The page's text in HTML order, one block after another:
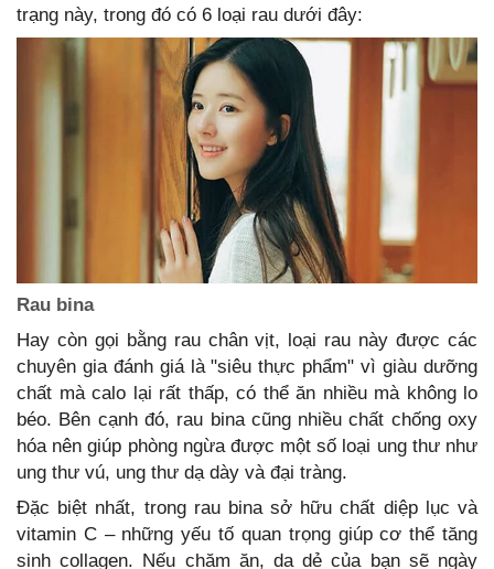
trạng này, trong đó có 6 loại rau dưới đây:
Rau bina
Hay còn gọi bằng rau chân vịt, loại rau này được các
chuyên gia đánh giá là "siêu thực phẩm" vì giàu dưỡng
chất mà calo lại rất thấp, có thể ăn nhiều mà không lo
béo. Bên cạnh đó, rau bina cũng nhiều chất chống oxy
hóa nên giúp phòng ngừa được một số loại ung thư như
ung thư vú, ung thư dạ dày và đại tràng.
Đặc biệt nhất, trong rau bina sở hữu chất diệp lục và
vitamin C – những yếu tố quan trọng giúp cơ thể tăng
sinh collagen. Nếu chăm ăn, da dẻ của bạn sẽ ngày